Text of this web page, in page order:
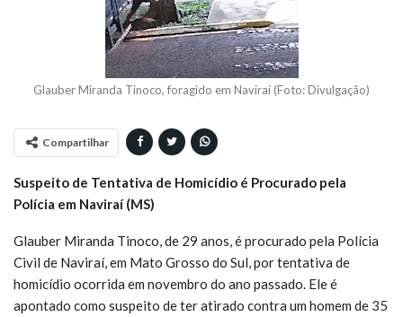
Glauber Miranda Tinoco, foragido em Naviraí (Foto: Divulgação)
Compartilhar
Suspeito de Tentativa de Homicídio é Procurado pela
Polícia em Naviraí (MS)
Glauber Miranda Tinoco, de 29 anos, é procurado pela Polícia
Civil de Naviraí, em Mato Grosso do Sul, por tentativa de
homicídio ocorrida em novembro do ano passado. Ele é
apontado como suspeito de ter atirado contra um homem de 35